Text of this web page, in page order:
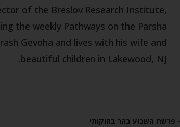
of the Breslov Research Institute,
the weekly Pathways on the Parsha
Gevoha and lives with his wife and
beautiful children in Lakewood, NJ.
פרשת השבוע בהר בחוקותי